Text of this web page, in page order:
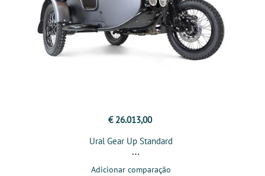
€ 26.013,00
Ural Gear Up Standard
Adicionar comparação